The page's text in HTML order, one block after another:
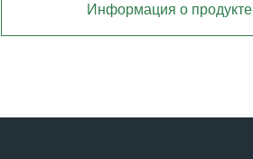
Информация о продукте